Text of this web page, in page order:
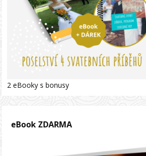
2 eBooky s bonusy
eBook ZDARMA